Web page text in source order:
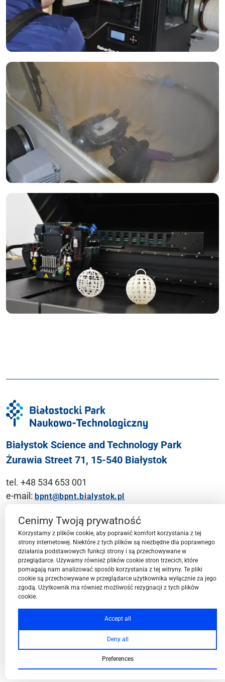
Białystok Science and Technology Park
Żurawia Street 71, 15-540 Białystok
tel. +48 534 653 001
e-mail: bpnt@bpnt.bialystok.pl
Contact
BPN-T Area
BPN-T Offer
Cenimy Twoją prywatność
Korzystamy z plików cookie, aby poprawić komfort korzystania z tej
strony internetowej. Niektóre z tych plików są niezbędne dla poprawnego
działania podstawowych funkcji strony i są przechowywane w
przeglądarce. Używamy również plików cookie stron trzecich, które
pomagają nam analizować sposób korzystania z tej witryny. Te pliki
cookie są przechowywane w przeglądarce użytkownika wyłącznie za jego
zgodą. Użytkownik ma również możliwość rezygnacji z tych plików
cookie.
Accept all
Deny all
Preferences